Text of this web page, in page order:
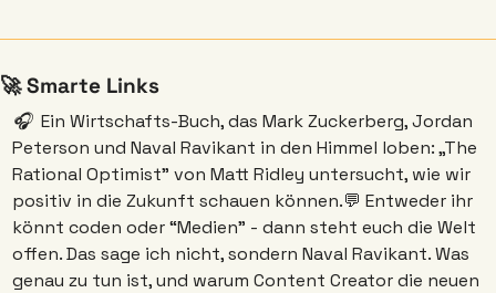
🚀 Smarte Links
🎧 Ein Wirtschafts-Buch, das Mark Zuckerberg, Jordan
Peterson und Naval Ravikant in den Himmel loben: „The
Rational Optimist” von Matt Ridley untersucht, wie wir
positiv in die Zukunft schauen können.💬 Entweder ihr
könnt coden oder “Medien” - dann steht euch die Welt
offen. Das sage ich nicht, sondern Naval Ravikant. Was
genau zu tun ist, und warum Content Creator die neuen